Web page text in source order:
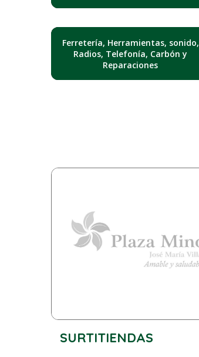
Ferretería, Herramientas, sonido,
Radios, Telefonía, Carbón y
Reparaciones
SURTITIENDAS